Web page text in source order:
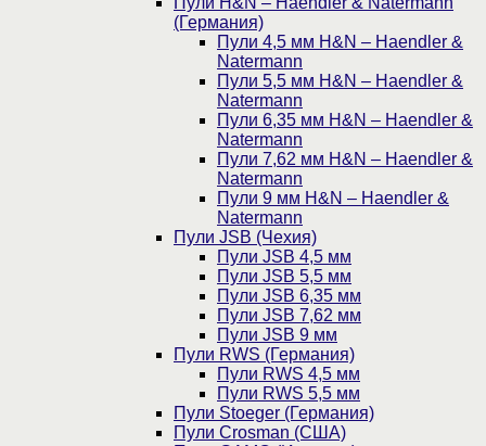
(Германия)
Пули 4,5 мм H&N – Haendler &
Natermann
Пули 5,5 мм H&N – Haendler &
Natermann
Пули 6,35 мм H&N – Haendler &
Natermann
Пули 7,62 мм H&N – Haendler &
Natermann
Пули 9 мм H&N – Haendler &
Natermann
Пули JSB (Чехия)
Пули JSB 4,5 мм
Пули JSB 5,5 мм
Пули JSB 6,35 мм
Пули JSB 7,62 мм
Пули JSB 9 мм
Пули RWS (Германия)
Пули RWS 4,5 мм
Пули RWS 5,5 мм
Пули Stoeger (Германия)
Пули Crosman (США)